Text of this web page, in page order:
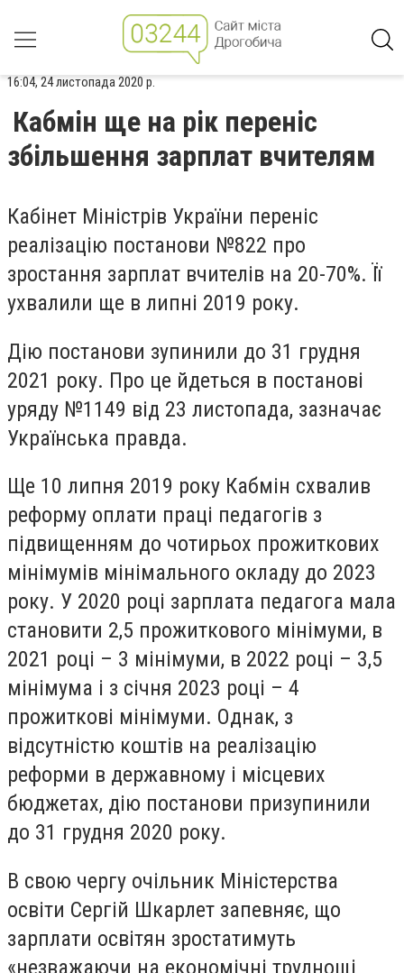
16:04, 24 листопада 2020 р.
Кабмін ще на рік переніс
збільшення зарплат вчителям
Кабінет Міністрів України переніс
реалізацію постанови №822 про
зростання зарплат вчителів на 20-70%. Її
ухвалили ще в липні 2019 року.
Дію постанови зупинили до 31 грудня
2021 року. Про це йдеться в постанові
уряду №1149 від 23 листопада, зазначає
Українська правда.
Ще 10 липня 2019 року Кабмін схвалив
реформу оплати праці педагогів з
підвищенням до чотирьох прожиткових
мінімумів мінімального окладу до 2023
року. У 2020 році зарплата педагога мала
становити 2,5 прожиткового мінімуми, в
2021 році – 3 мінімуми, в 2022 році – 3,5
мінімума і з січня 2023 році – 4
прожиткові мінімуми. Однак, з
відсутністю коштів на реалізацію
реформи в державному і місцевих
бюджетах, дію постанови призупинили
до 31 грудня 2020 року.
В свою чергу очільник Міністерства
освіти Сергій Шкарлет запевняє, що
зарплати освітян зростатимуть
«незважаючи на економічні труднощі